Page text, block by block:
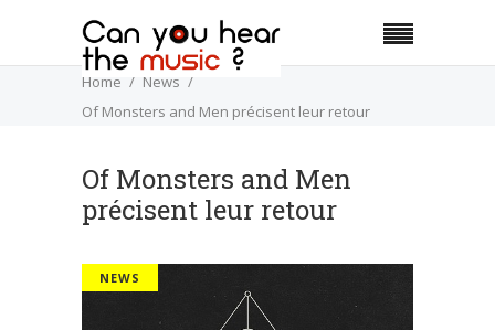
Home
News
Of Monsters and Men précisent leur retour
Of Monsters and Men
précisent leur retour
NEWS